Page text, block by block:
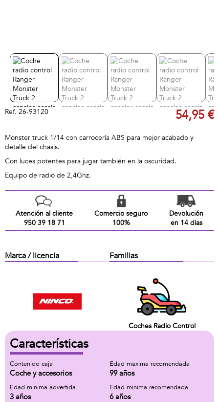
Ref. 26-93120 54,95 €
Monster truck 1/14 con carrocería ABS para mejor acabado y
detalle del chasis.
Con luces potentes para jugar también en la oscuridad.
Equipo de radio de 2,4Ghz.
Atención al cliente
950 39 18 71
Comercio seguro
100%
Devolución
en 14 días
Marca / licencia Familias
Coches Radio Control
Características
Contenido caja
Coche y accesorios
Edad maxima recomendada
99 años
Edad minima advertida
3 años
Edad minima recomendada
6 años